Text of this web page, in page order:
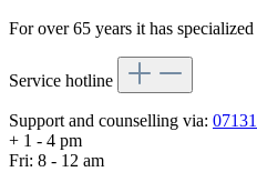
For over 65 years it has
Service hotline
Support and counselling via:
+ 1 - 4 pm
Fri: 8 - 12 am